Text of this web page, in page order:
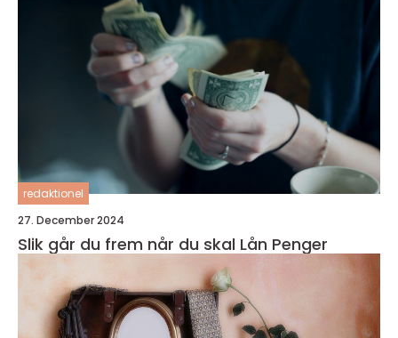
redaktionel
27. December 2024
Slik går du frem når du skal Lån Penger